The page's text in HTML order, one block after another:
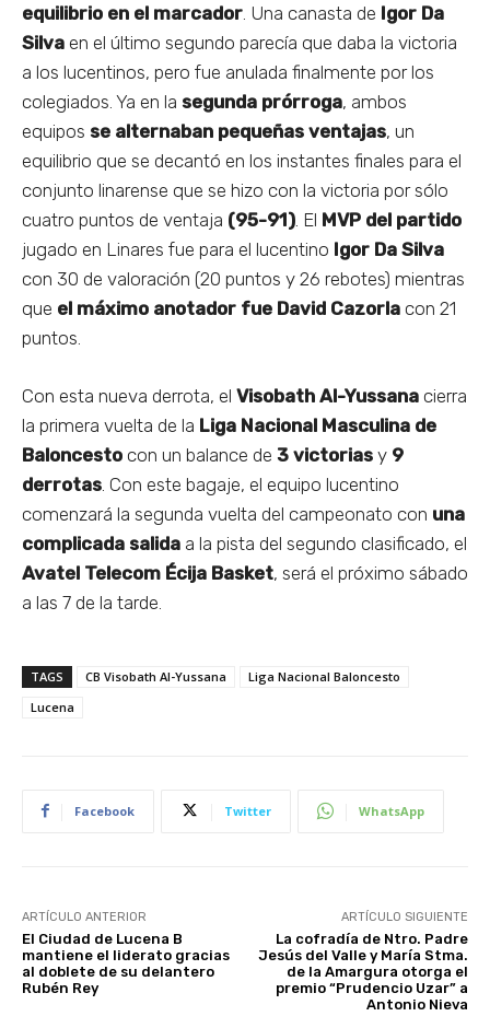
equilibrio en el marcador . Una canasta de Igor Da
Silva en el último segundo parecía que daba la victoria
a los lucentinos, pero fue anulada finalmente por los
colegiados. Ya en la segunda prórroga, ambos
equipos se alternaban pequeñas ventajas, un
equilibrio que se decantó en los instantes finales para el
conjunto linarense que se hizo con la victoria por sólo
cuatro puntos de ventaja (95-91) . El MVP del partido
jugado en Linares fue para el lucentino Igor Da Silva
con 30 de valoración (20 puntos y 26 rebotes) mientras
que el máximo anotador fue David Cazorla con 21
puntos.
Con esta nueva derrota, el Visobath Al-Yussana cierra
la primera vuelta de la Liga Nacional Masculina de
Baloncesto con un balance de 3 victorias y 9
derrotas . Con este bagaje, el equipo lucentino
comenzará la segunda vuelta del campeonato con una
complicada salida a la pista del segundo clasificado, el
Avatel Telecom Écija Basket, será el próximo sábado
a las 7 de la tarde.
TAGS CB Visobath Al-Yussana
Liga Nacional Baloncesto
Lucena
Facebook Twitter WhatsApp
ARTÍCULO ANTERIOR
El Ciudad de Lucena B
mantiene el liderato gracias
al doblete de su delantero
Rubén Rey
ARTÍCULO SIGUIENTE
La cofradía de Ntro. Padre
Jesús del Valle y María Stma.
de la Amargura otorga el
premio “Prudencio Uzar” a
Antonio Nieva